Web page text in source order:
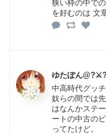
狭い枠の中で
を好むのは 文
ゆたぽん
中高時代グッ
奴らの間では
はなんかステ
ートの中古の
ってたけど。